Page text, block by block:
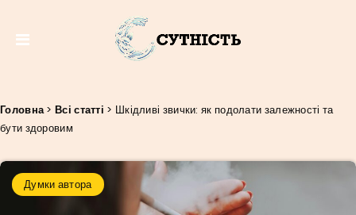
Головна>Всі статті > Шкідливі звички: як подолати залежності та
бути здоровим
Думки автора